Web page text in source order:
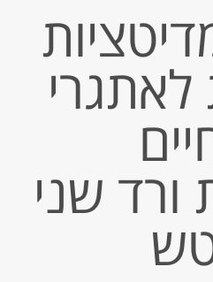
לאתגרי
ורד שני